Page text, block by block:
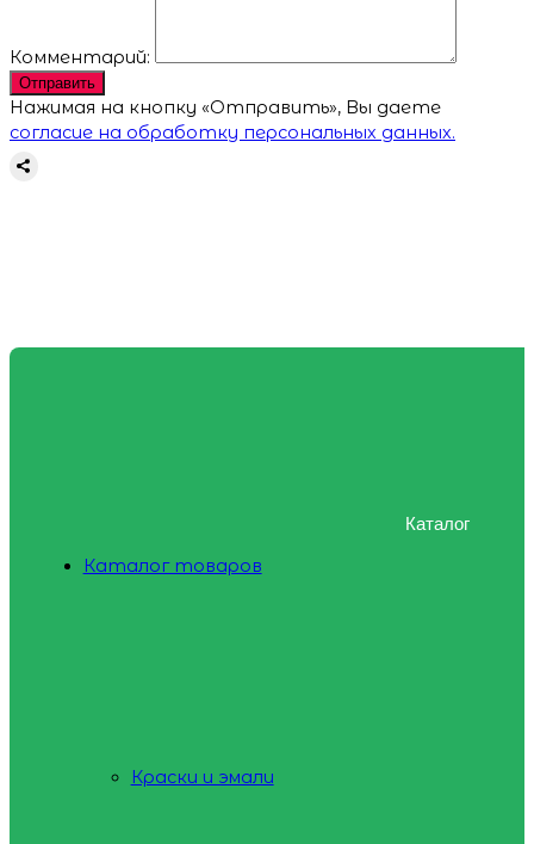
Комментарий:
Отправить
Нажимая на кнопку «Отправить», Вы даете
согласие на обработку персональных данных.
Каталог
Каталог товаров
Краски и эмали